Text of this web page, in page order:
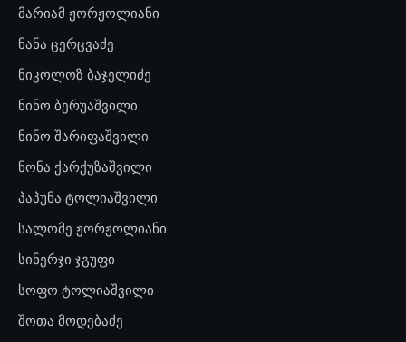
მარიამ ჟორჟოლიანი
ნანა ცერცვაძე
ნიკოლოზ ბაჯელიძე
ნინო ბერუაშვილი
ნინო შარიფაშვილი
ნონა ქარქუზაშვილი
პაპუნა ტოლიაშვილი
სალომე ჟორჟოლიანი
სინერჯი ჯგუფი
სოფო ტოლიაშვილი
შოთა მოდებაძე